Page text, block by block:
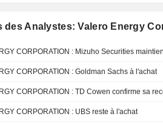
des Analystes: Valero Energy
CORPORATION : Goldman Sachs à l'achat
CORPORATION : UBS reste à l'achat